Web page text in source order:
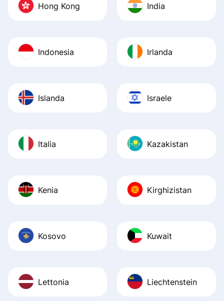
Hong Kong India
Indonesia Irlanda
Islanda Israele
Italia Kazakistan
Kenia Kirghizistan
Kosovo Kuwait
Lettonia Liechtenstein